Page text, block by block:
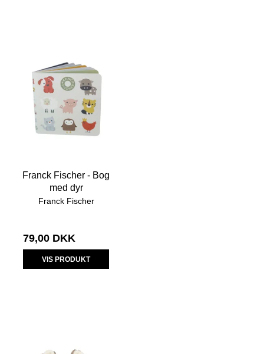
Franck Fischer - Bog
med dyr
Franck Fischer
79,00 DKK
VIS PRODUKT